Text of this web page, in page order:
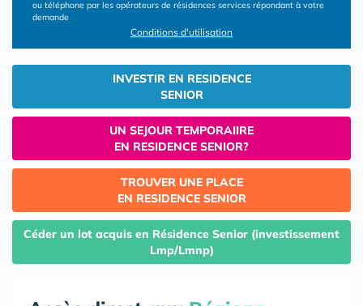
ou téléphone par les opérateurs de résidences services répondant à votre
demande
Conditions d'utilisation
INVESTIR EN RESIDENCE
SENIOR
UN SEJOUR TEMPORAIIRE
EN RESIDENCE SENIOR?
TROUVER UNE PLACE
EN RESIDENCE SENIOR
Céder un lot acquis en Résidence Senior (investissement
Lmp/Lmnp)